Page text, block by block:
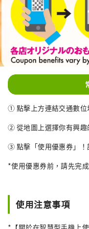
① 點擊上方連結交通數位
② 從地圖上選擇你有興趣
③ 點擊「使用優惠券」！
*使用優惠券前，請先完
使用注意事項
*【關於在智慧型手機上使